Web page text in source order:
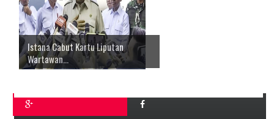
Istana Cabut Kartu Liputan
Wartawan...